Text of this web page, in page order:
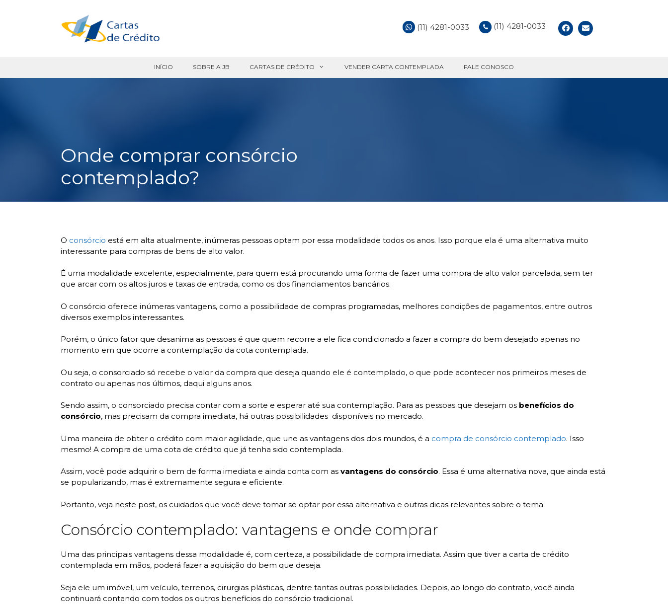
(11) 4281-0033
(11) 4281-0033
INÍCIO SOBRE A JB CARTAS DE CRÉDITO VENDER CARTA CONTEMPLADA FALE CONOSCO
Onde comprar consórcio
contemplado?
O consórcio está em alta atualmente, inúmeras pessoas optam por essa modalidade todos os anos. Isso porque ela é uma alternativa muito
interessante para compras de bens de alto valor.
É uma modalidade excelente, especialmente, para quem está procurando uma forma de fazer uma compra de alto valor parcelada, sem ter
que arcar com os altos juros e taxas de entrada, como os dos financiamentos bancários.
O consórcio oferece inúmeras vantagens, como a possibilidade de compras programadas, melhores condições de pagamentos, entre outros
diversos exemplos interessantes.
Porém, o único fator que desanima as pessoas é que quem recorre a ele fica condicionado a fazer a compra do bem desejado apenas no
momento em que ocorre a contemplação da cota contemplada.
Ou seja, o consorciado só recebe o valor da compra que deseja quando ele é contemplado, o que pode acontecer nos primeiros meses de
contrato ou apenas nos últimos, daqui alguns anos.
Sendo assim, o consorciado precisa contar com a sorte e esperar até sua contemplação. Para as pessoas que desejam os benefícios do
consórcio, mas precisam da compra imediata, há outras possibilidades disponíveis no mercado.
Uma maneira de obter o crédito com maior agilidade, que une as vantagens dos dois mundos, é a compra de consórcio contemplado. Isso
mesmo! A compra de uma cota de crédito que já tenha sido contemplada.
Assim, você pode adquirir o bem de forma imediata e ainda conta com as vantagens do consórcio. Essa é uma alternativa nova, que ainda está
se popularizando, mas é extremamente segura e eficiente.
Portanto, veja neste post, os cuidados que você deve tomar se optar por essa alternativa e outras dicas relevantes sobre o tema.
Consórcio contemplado: vantagens e onde comprar
Uma das principais vantagens dessa modalidade é, com certeza, a possibilidade de compra imediata. Assim que tiver a carta de crédito
contemplada em mãos, poderá fazer a aquisição do bem que deseja.
Seja ele um imóvel, um veículo, terrenos, cirurgias plásticas, dentre tantas outras possibilidades. Depois, ao longo do contrato, você ainda
continuará contando com todos os outros benefícios do consórcio tradicional.